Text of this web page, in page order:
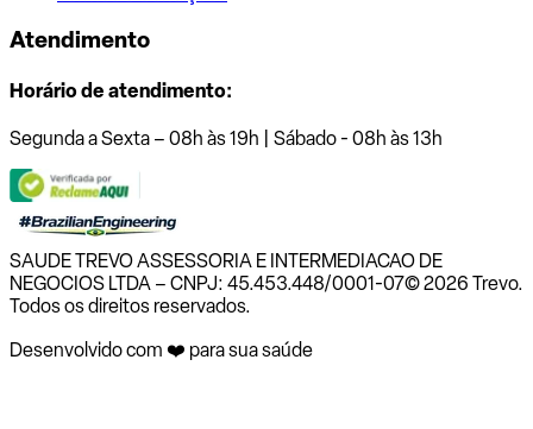
Atendimento
Horário de atendimento:
Segunda a Sexta – 08h às 19h | Sábado - 08h às 13h
SAUDE TREVO ASSESSORIA E INTERMEDIACAO DE
NEGOCIOS LTDA – CNPJ: 45.453.448/0001-07© 2026 Trevo.
Todos os direitos reservados.
Desenvolvido com ❤️ para sua saúde